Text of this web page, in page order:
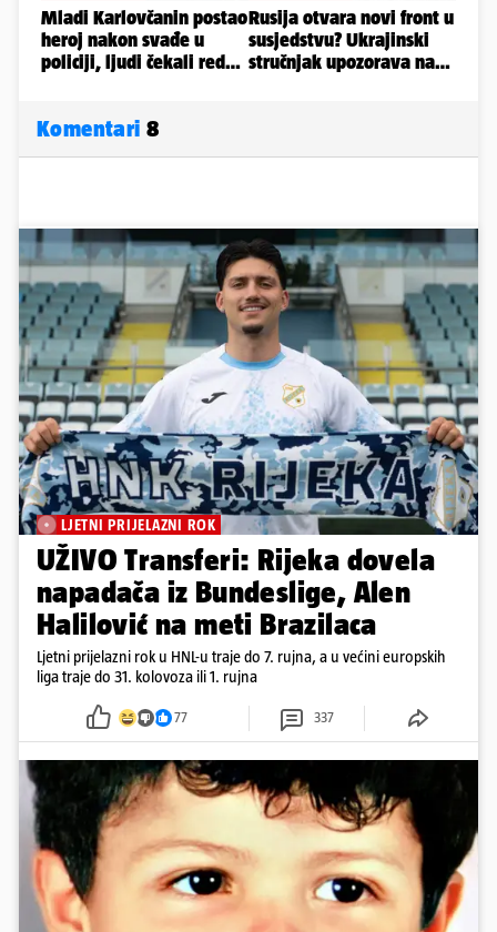
Komentari 8
LJETNI PRIJELAZNI ROK
UŽIVO Transferi: Rijeka dovela
napadača iz Bundeslige, Alen
Halilović na meti Brazilaca
Ljetni prijelazni rok u HNL-u traje do 7. rujna, a u većini europskih
liga traje do 31. kolovoza ili 1. rujna
77 337